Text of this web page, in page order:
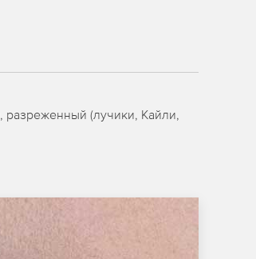
разреженный (лучики, Кайли,